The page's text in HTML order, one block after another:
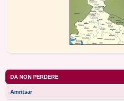
DA NON PERDERE
Amritsar